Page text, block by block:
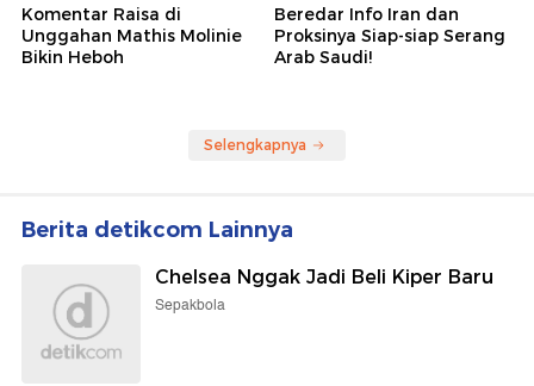
Komentar Raisa di
Unggahan Mathis Molinie
Bikin Heboh
Beredar Info Iran dan
Proksinya Siap-siap Serang
Arab Saudi!
Selengkapnya
Berita detikcom Lainnya
Chelsea Nggak Jadi Beli Kiper Baru
Sepakbola